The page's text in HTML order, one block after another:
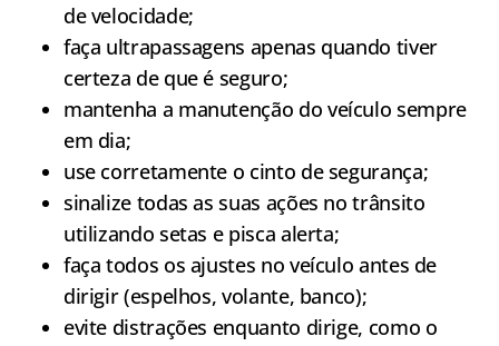
de velocidade;
faça ultrapassagens apenas quando tiver
certeza de que é seguro;
mantenha a manutenção do veículo sempre
em dia;
use corretamente o cinto de segurança;
sinalize todas as suas ações no trânsito
utilizando setas e pisca alerta;
faça todos os ajustes no veículo antes de
dirigir (espelhos, volante, banco);
evite distrações enquanto dirige, como o